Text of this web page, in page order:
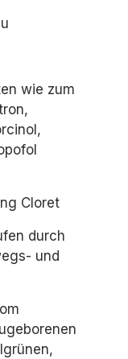
wie zum
Cloret
durch
und